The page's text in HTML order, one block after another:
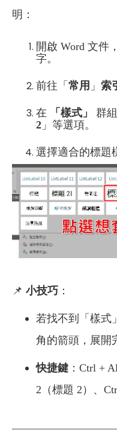
明：
開啟 Word 文件
字。
前往「 常用 」 索
在 「樣式」 群
2 」等選項。
選擇適合的標題
📌 小技巧 ：
若找不到「樣式
角的箭頭，展開
快捷鍵 ：Ctrl +
2（標題 2）、